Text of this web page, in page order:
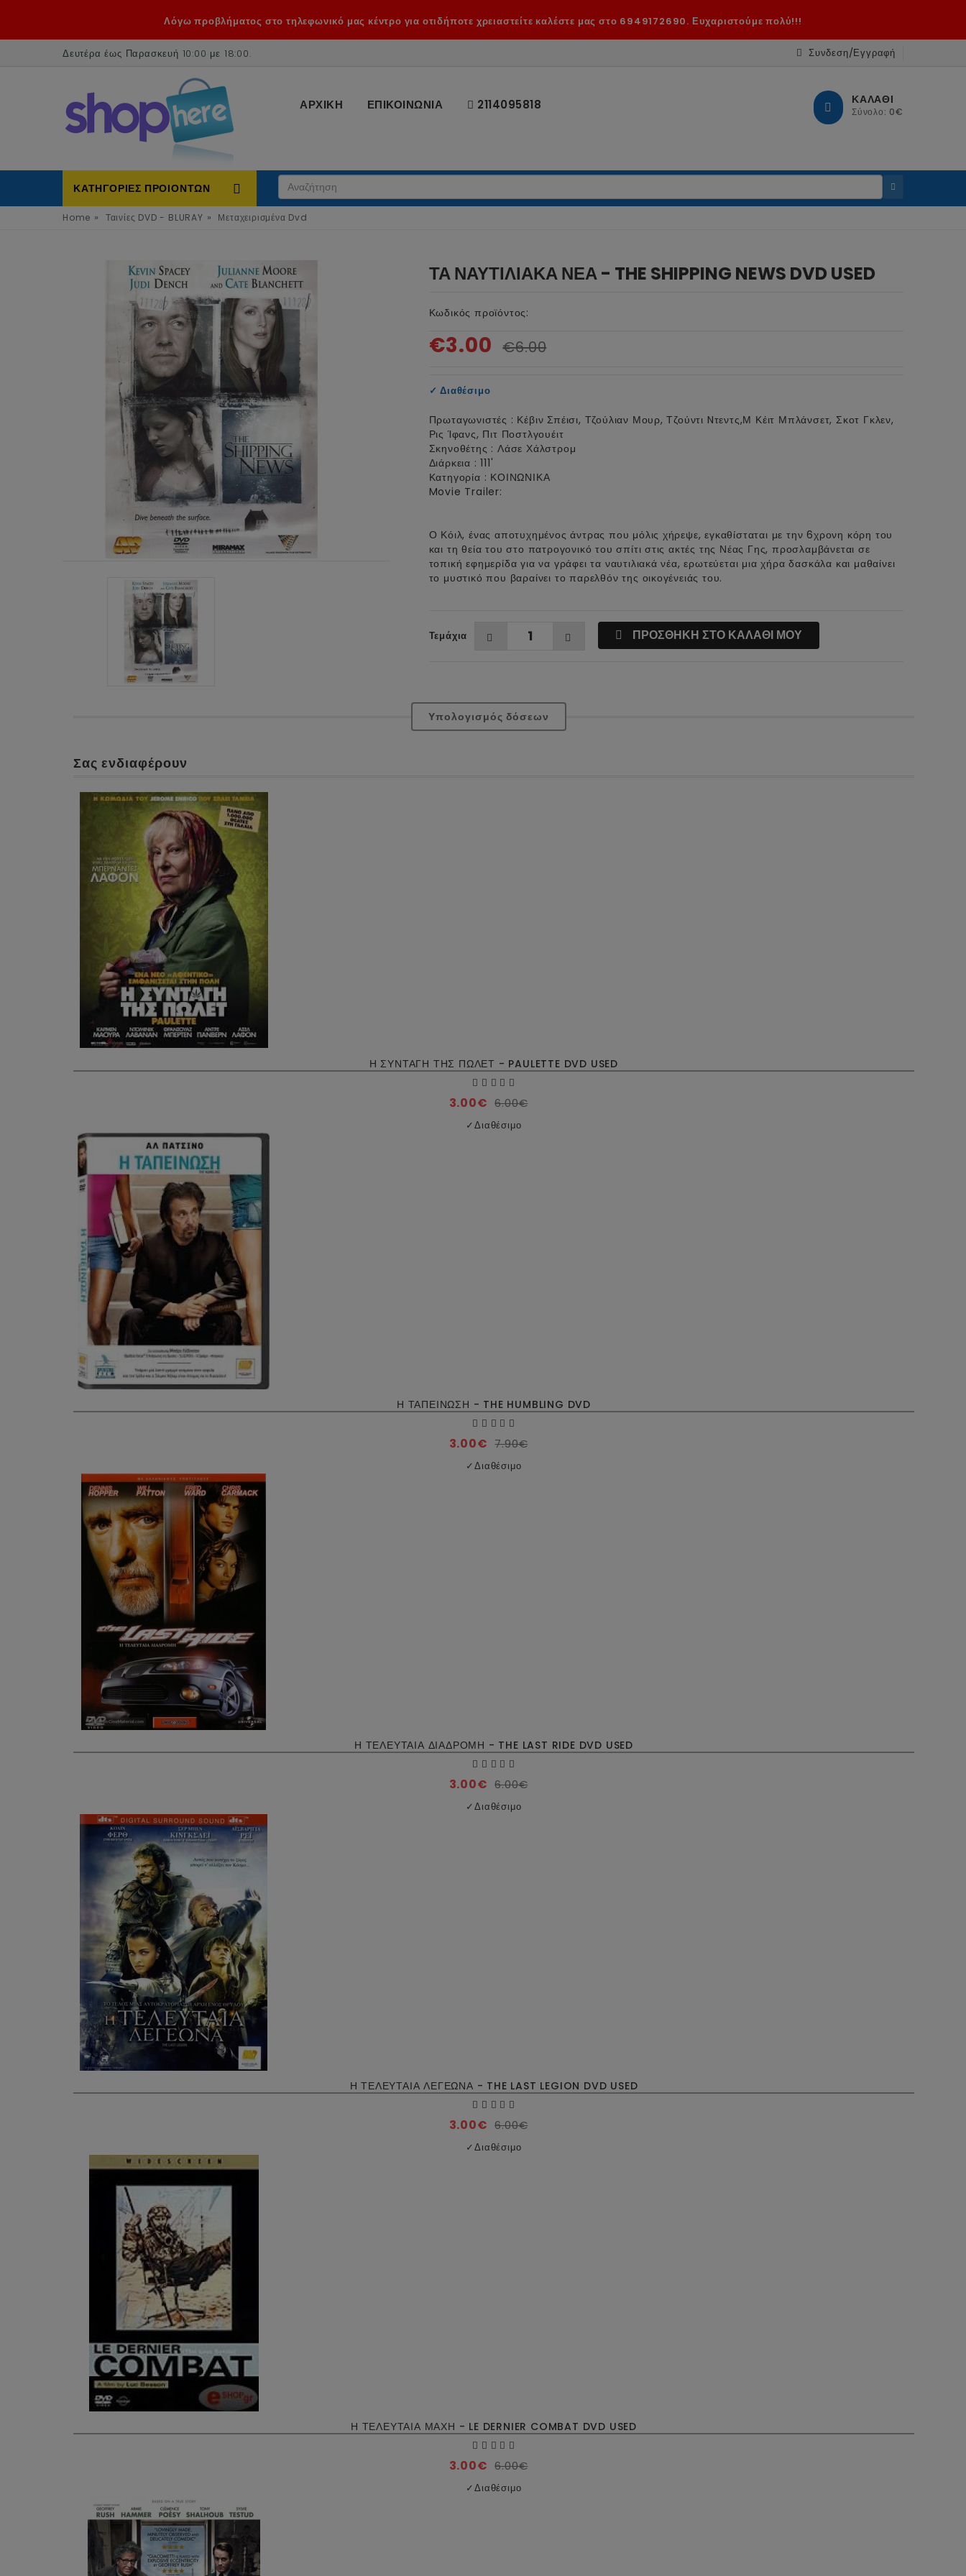
Λόγω προβλήματος στο τηλεφωνικό μας κέντρο για οτιδήποτε χρειαστείτε καλέστε μας στο 6949172690. Ευχαριστούμε πολύ!!!
Δευτέρα έως Παρασκευή 10:00 με 18:00. Συνδεση/Εγγραφή
ΑΡΧΙΚΗ ΕΠΙΚΟΙΝΩΝΙΑ 2114095818 ΚΑΛΑΘΙ
Σύνολο: 0€
ΚΑΤΗΓΟΡΙΕΣ ΠΡΟΙΟΝΤΩΝ
Home » Ταινίες DVD - BLURAY » Μεταχειρισμένα Dvd
ΤΑ ΝΑΥΤΙΛΙΑΚΑ ΝΕΑ - THE SHIPPING NEWS DVD USED
Κωδικός προϊόντος:
€3.00 €6.00
✓ Διαθέσιμο
Πρωταγωνιστές : Κέβιν Σπέισι, Τζούλιαν Μουρ, Τζούντι Nτεντς,Μ Κέιτ Μπλάνσετ, Σκοτ Γκλεν,
Ρις Ίφανς, Πιτ Ποστλγουέιτ
Σκηνοθέτης : Λάσε Χάλστρομ
Διάρκεια : 111'
Κατηγορία : ΚΟΙΝΩΝΙΚΑ
Movie Trailer:
Ο Κόιλ, ένας αποτυχημένος άντρας που μόλις χήρεψε, εγκαθίσταται με την 6χρονη κόρη του
και τη θεία του στο πατρογονικό του σπίτι στις ακτές της Νέας Γης, προσλαμβάνεται σε
τοπική εφημερίδα για να γράφει τα ναυτιλιακά νέα, ερωτεύεται μια χήρα δασκάλα και μαθαίνει
το μυστικό που βαραίνει το παρελθόν της οικογένειάς του.
Τεμάχια ΠΡΟΣΘΗΚΗ ΣΤΟ ΚΑΛΑΘΙ ΜΟΥ
Υπολογισμός δόσεων
Σας ενδιαφέρουν
Η ΣΥΝΤΑΓΗ ΤΗΣ ΠΩΛΕΤ - PAULETTE DVD USED
3.00€ 6.00€
✓Διαθέσιμο
Η ΤΑΠΕΙΝΩΣΗ - THE HUMBLING DVD
3.00€ 7.90€
✓Διαθέσιμο
Η ΤΕΛΕΥΤΑΙΑ ΔΙΑΔΡΟΜΗ - THE LAST RIDE DVD USED
3.00€ 6.00€
✓Διαθέσιμο
Η ΤΕΛΕΥΤΑΙΑ ΛΕΓΕΩΝΑ - THE LAST LEGION DVD USED
3.00€ 6.00€
✓Διαθέσιμο
Η ΤΕΛΕΥΤΑΙΑ ΜΑΧΗ - LE DERNIER COMBAT DVD USED
3.00€ 6.00€
✓Διαθέσιμο